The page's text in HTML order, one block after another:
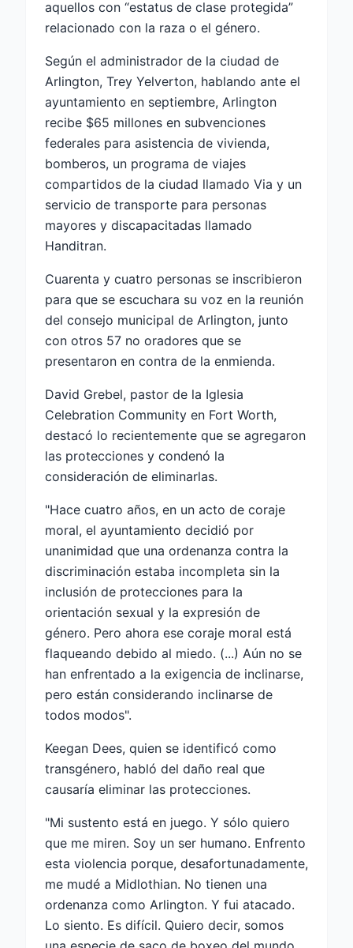
aquellos con “estatus de clase protegida”
relacionado con la raza o el género.
Según el administrador de la ciudad de
Arlington, Trey Yelverton, hablando ante el
ayuntamiento en septiembre, Arlington
recibe $65 millones en subvenciones
federales para asistencia de vivienda,
bomberos, un programa de viajes
compartidos de la ciudad llamado Via y un
servicio de transporte para personas
mayores y discapacitadas llamado
Handitran.
Cuarenta y cuatro personas se inscribieron
para que se escuchara su voz en la reunión
del consejo municipal de Arlington, junto
con otros 57 no oradores que se
presentaron en contra de la enmienda.
David Grebel, pastor de la Iglesia
Celebration Community en Fort Worth,
destacó lo recientemente que se agregaron
las protecciones y condenó la
consideración de eliminarlas.
"Hace cuatro años, en un acto de coraje
moral, el ayuntamiento decidió por
unanimidad que una ordenanza contra la
discriminación estaba incompleta sin la
inclusión de protecciones para la
orientación sexual y la expresión de
género. Pero ahora ese coraje moral está
flaqueando debido al miedo. (...) Aún no se
han enfrentado a la exigencia de inclinarse,
pero están considerando inclinarse de
todos modos".
Keegan Dees, quien se identificó como
transgénero, habló del daño real que
causaría eliminar las protecciones.
"Mi sustento está en juego. Y sólo quiero
que me miren. Soy un ser humano. Enfrento
esta violencia porque, desafortunadamente,
me mudé a Midlothian. No tienen una
ordenanza como Arlington. Y fui atacado.
Lo siento. Es difícil. Quiero decir, somos